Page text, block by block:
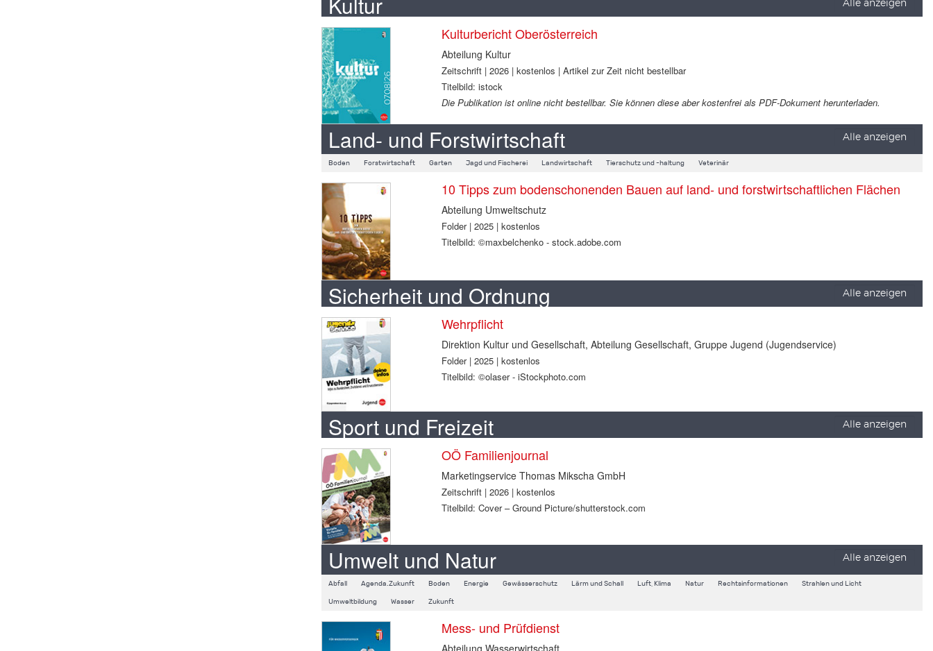
Alle anzeigen
Kulturbericht Oberösterreich
Abteilung Kultur
Zeitschrift | 2026 | kostenlos | Artikel zur Zeit nicht bestellbar
Titelbild: istock
Die Publikation ist online nicht bestellbar. Sie können diese aber kostenfrei als PDF-Dokument herunterladen.
Land- und Forstwirtschaft Alle anzeigen
Boden Forstwirtschaft Garten Jagd und Fischerei Landwirtschaft Tierschutz und -haltung Veterinär
10 Tipps zum bodenschonenden Bauen auf land- und forstwirtschaftlichen Flächen
Abteilung Umweltschutz
Folder | 2025 | kostenlos
Titelbild: ©maxbelchenko - stock.adobe.com
Sicherheit und Ordnung Alle anzeigen
Wehrpflicht
Direktion Kultur und Gesellschaft, Abteilung Gesellschaft, Gruppe Jugend (Jugendservice)
Folder | 2025 | kostenlos
Titelbild: ©olaser - iStockphoto.com
Sport und Freizeit Alle anzeigen
OÖ Familienjournal
Marketingservice Thomas Mikscha GmbH
Zeitschrift | 2026 | kostenlos
Titelbild: Cover – Ground Picture/shutterstock.com
Umwelt und Natur Alle anzeigen
Abfall Agenda.Zukunft Boden Energie Gewässerschutz Lärm und Schall Luft, Klima Natur Rechtsinformationen Strahlen und Licht
Umweltbildung Wasser Zukunft
Mess- und Prüfdienst